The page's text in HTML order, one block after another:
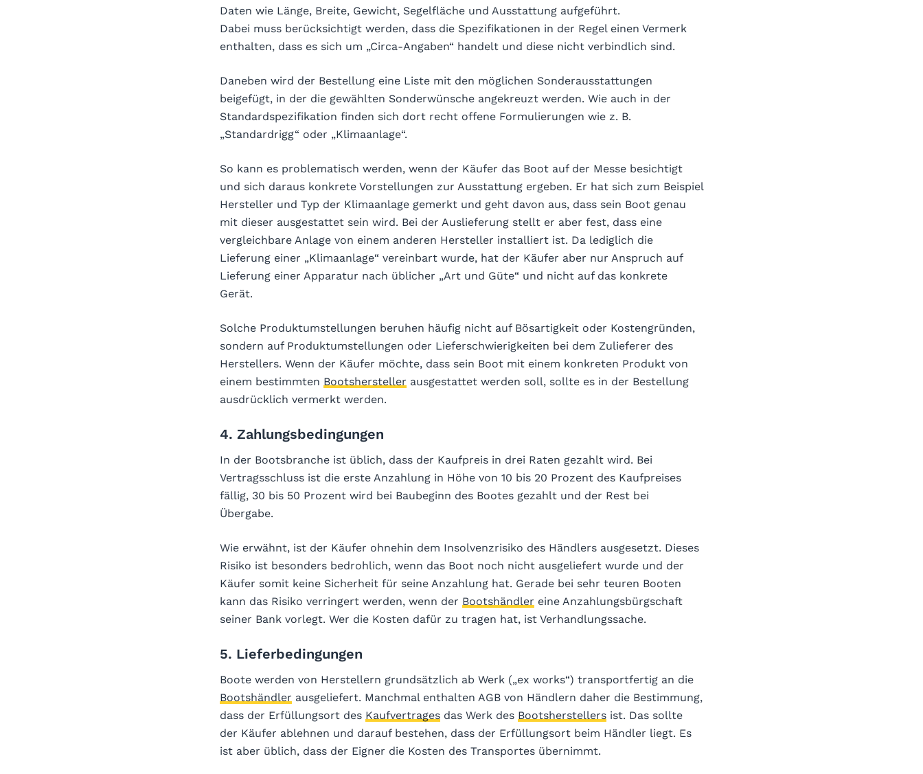
Daten wie Länge, Breite, Gewicht, Segelfläche und Ausstattung aufgeführt.
Dabei muss berücksichtigt werden, dass die Spezifikationen in der Regel einen Vermerk
enthalten, dass es sich um „Circa-Angaben“ handelt und diese nicht verbindlich sind.
Daneben wird der Bestellung eine Liste mit den möglichen Sonderausstattungen
beigefügt, in der die gewählten Sonderwünsche angekreuzt werden. Wie auch in der
Standardspezifikation finden sich dort recht offene Formulierungen wie z. B.
„Standardrigg“ oder „Klimaanlage“.
So kann es problematisch werden, wenn der Käufer das Boot auf der Messe besichtigt
und sich daraus konkrete Vorstellungen zur Ausstattung ergeben. Er hat sich zum Beispiel
Hersteller und Typ der Klimaanlage gemerkt und geht davon aus, dass sein Boot genau
mit dieser ausgestattet sein wird. Bei der Auslieferung stellt er aber fest, dass eine
vergleichbare Anlage von einem anderen Hersteller installiert ist. Da lediglich die
Lieferung einer „Klimaanlage“ vereinbart wurde, hat der Käufer aber nur Anspruch auf
Lieferung einer Apparatur nach üblicher „Art und Güte“ und nicht auf das konkrete
Gerät.
Solche Produktumstellungen beruhen häufig nicht auf Bösartigkeit oder Kostengründen,
sondern auf Produktumstellungen oder Lieferschwierigkeiten bei dem Zulieferer des
Herstellers. Wenn der Käufer möchte, dass sein Boot mit einem konkreten Produkt von
einem bestimmten Bootshersteller ausgestattet werden soll, sollte es in der Bestellung
ausdrücklich vermerkt werden.
4. Zahlungsbedingungen
In der Bootsbranche ist üblich, dass der Kaufpreis in drei Raten gezahlt wird. Bei
Vertragsschluss ist die erste Anzahlung in Höhe von 10 bis 20 Prozent des Kaufpreises
fällig, 30 bis 50 Prozent wird bei Baubeginn des Bootes gezahlt und der Rest bei
Übergabe.
Wie erwähnt, ist der Käufer ohnehin dem Insolvenzrisiko des Händlers ausgesetzt. Dieses
Risiko ist besonders bedrohlich, wenn das Boot noch nicht ausgeliefert wurde und der
Käufer somit keine Sicherheit für seine Anzahlung hat. Gerade bei sehr teuren Booten
kann das Risiko verringert werden, wenn der Bootshändler eine Anzahlungsbürgschaft
seiner Bank vorlegt. Wer die Kosten dafür zu tragen hat, ist Verhandlungssache.
5. Lieferbedingungen
Boote werden von Herstellern grundsätzlich ab Werk („ex works“) transportfertig an die
Bootshändler ausgeliefert. Manchmal enthalten AGB von Händlern daher die Bestimmung,
dass der Erfüllungsort des Kaufvertrages das Werk des Bootsherstellers ist. Das sollte
der Käufer ablehnen und darauf bestehen, dass der Erfüllungsort beim Händler liegt. Es
ist aber üblich, dass der Eigner die Kosten des Transportes übernimmt.